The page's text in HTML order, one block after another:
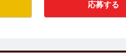
応募する